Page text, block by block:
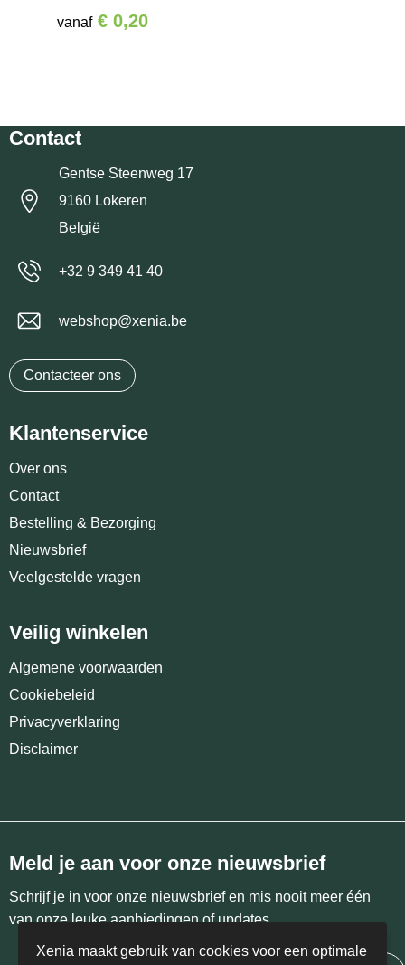
vanaf € 0,20
Contact
Gentse Steenweg 17
9160 Lokeren
België
+32 9 349 41 40
webshop@xenia.be
Contacteer ons
Klantenservice
Over ons
Contact
Bestelling & Bezorging
Nieuwsbrief
Veelgestelde vragen
Veilig winkelen
Algemene voorwaarden
Cookiebeleid
Privacyverklaring
Disclaimer
Meld je aan voor onze nieuwsbrief
Schrijf je in voor onze nieuwsbrief en mis nooit meer één
van onze leuke aanbiedingen of updates.
Xenia maakt gebruik van cookies voor een optimale